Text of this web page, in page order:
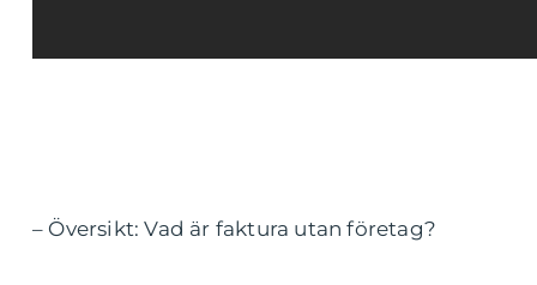
– Översikt: Vad är faktura utan företag?